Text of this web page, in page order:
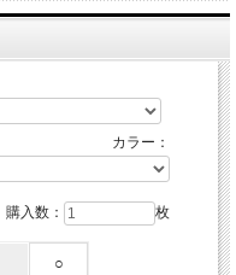
カラー：
購入数： 枚
○